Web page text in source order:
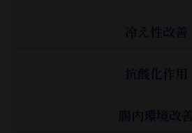
冷え性改善
抗酸化作用
腸内環境改善